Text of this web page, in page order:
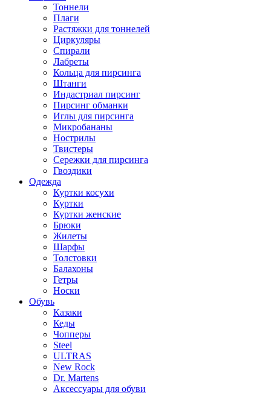
Тоннели
Плаги
Растяжки для тоннелей
Циркуляры
Спирали
Лабреты
Кольца для пирсинга
Штанги
Индастриал пирсинг
Пирсинг обманки
Иглы для пирсинга
Микробананы
Нострилы
Твистеры
Сережки для пирсинга
Гвоздики
Одежда
Куртки косухи
Куртки
Куртки женские
Брюки
Жилеты
Шарфы
Толстовки
Балахоны
Гетры
Носки
Обувь
Казаки
Кеды
Чопперы
Steel
ULTRAS
New Rock
Dr. Martens
Аксессуары для обуви